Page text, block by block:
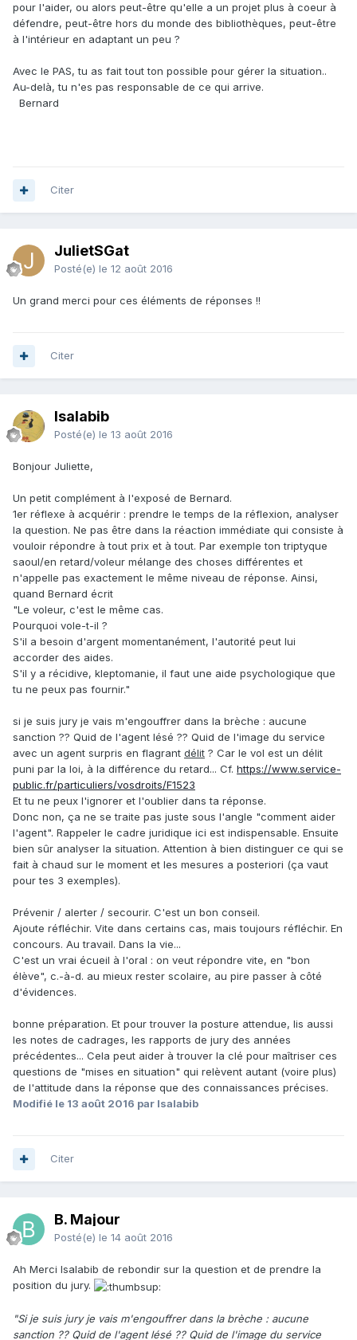
pour l'aider, ou alors peut-être qu'elle a un projet plus à coeur à
défendre, peut-être hors du monde des bibliothèques, peut-être
à l'intérieur en adaptant un peu ?
Avec le PAS, tu as fait tout ton possible pour gérer la situation..
Au-delà, tu n'es pas responsable de ce qui arrive.
Bernard
Citer
JulietSGat
Posté(e) le 12 août 2016
Un grand merci pour ces éléments de réponses !!
Citer
Isalabib
Posté(e) le 13 août 2016
Bonjour Juliette,
Un petit complément à l'exposé de Bernard.
1er réflexe à acquérir : prendre le temps de la réflexion, analyser
la question. Ne pas être dans la réaction immédiate qui consiste à
vouloir répondre à tout prix et à tout. Par exemple ton triptyque
saoul/en retard/voleur mélange des choses différentes et
n'appelle pas exactement le même niveau de réponse. Ainsi,
quand Bernard écrit
"Le voleur, c'est le même cas.
Pourquoi vole-t-il ?
S'il a besoin d'argent momentanément, l'autorité peut lui
accorder des aides.
S'il y a récidive, kleptomanie, il faut une aide psychologique que
tu ne peux pas fournir."
si je suis jury je vais m'engouffrer dans la brèche : aucune
sanction ?? Quid de l'agent lésé ?? Quid de l'image du service
avec un agent surpris en flagrant délit ? Car le vol est un délit
puni par la loi, à la différence du retard... Cf. https://www.service-
public.fr/particuliers/vosdroits/F1523
Et tu ne peux l'ignorer et l'oublier dans ta réponse.
Donc non, ça ne se traite pas juste sous l'angle "comment aider
l'agent". Rappeler le cadre juridique ici est indispensable. Ensuite
bien sûr analyser la situation. Attention à bien distinguer ce qui se
fait à chaud sur le moment et les mesures a posteriori (ça vaut
pour tes 3 exemples).
Prévenir / alerter / secourir. C'est un bon conseil.
Ajoute réfléchir. Vite dans certains cas, mais toujours réfléchir. En
concours. Au travail. Dans la vie...
C'est un vrai écueil à l'oral : on veut répondre vite, en "bon
élève", c.-à-d. au mieux rester scolaire, au pire passer à côté
d'évidences.
bonne préparation. Et pour trouver la posture attendue, lis aussi
les notes de cadrages, les rapports de jury des années
précédentes... Cela peut aider à trouver la clé pour maîtriser ces
questions de "mises en situation" qui relèvent autant (voire plus)
de l'attitude dans la réponse que des connaissances précises.
Modifié le 13 août 2016 par Isalabib
Citer
B. Majour
Posté(e) le 14 août 2016
Ah Merci Isalabib de rebondir sur la question et de prendre la
position du jury.
"Si je suis jury je vais m'engouffrer dans la brèche : aucune
sanction ?? Quid de l'agent lésé ?? Quid de l'image du service